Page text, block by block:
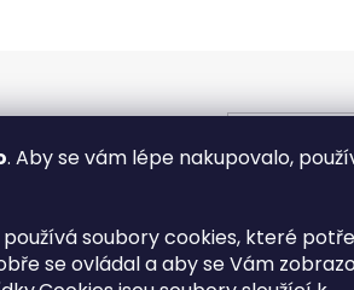
. Aby se vám lépe nakupovalo,
soubory cookies, které
se ovládal a aby se Vám
produktech na
Vložením
údajů